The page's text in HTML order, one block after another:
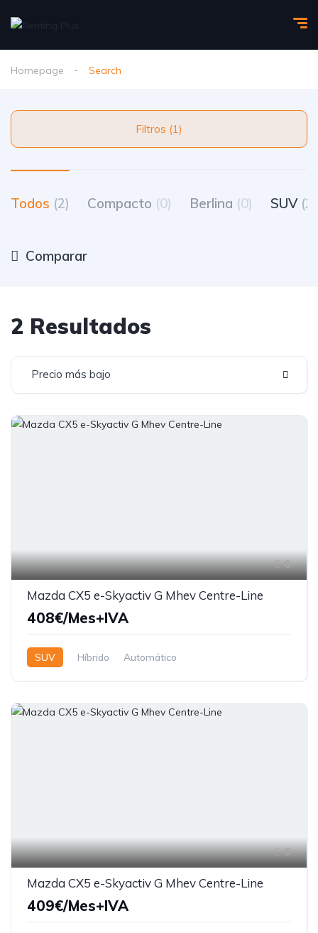
Homepage Search
Filtros (1)
Todos (2) Compacto (0) Berlina (0) SUV (2)
Comparar
2 Resultados
Precio más bajo
6
Mazda CX5 e-Skyactiv G Mhev Centre-Line
408€/Mes+IVA
SUV Híbrido Automático
6
Mazda CX5 e-Skyactiv G Mhev Centre-Line
409€/Mes+IVA